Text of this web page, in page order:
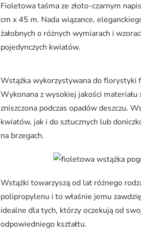
Fioletowa taśma ze złoto-czarnym
cm x 45 m. Nada wiązance,
żałobnych o różnych wymiarach i
pojedynczych kwiatów.
Wstążka wykorzystywana do florystyki
Wykonana z wysokiej jakości
zniszczona podczas opadów deszczu.
kwiatów, jak i do sztucznych lub
na brzegach.
Wstążki towarzyszą od lat różnego
polipropylenu i to właśnie jemu
idealne dla tych, którzy oczekują od
odpowiedniego kształtu.